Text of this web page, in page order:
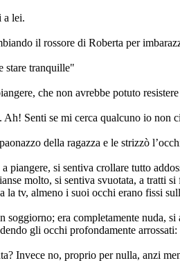
a lei.
il rossore di Roberta per
stare tranquille"
che non avrebbe potuto
Senti se mi cerca qualcuno io non
della ragazza e le strizzò
si sentiva crollare tutto
molto, si sentiva svuotata, a tratti
la tv, almeno i suoi occhi erano fissi
era completamente nuda,
gli occhi profondamente arrossati:
Invece no, proprio per nulla, anzi